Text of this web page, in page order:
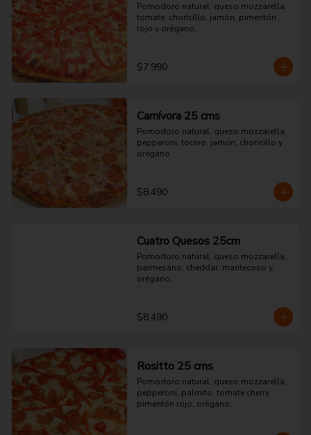
Pomodoro natural, queso mozzarella,
tomate, choricillo, jamón, pimentón
rojo y orégano.
$7.990
Carnívora 25 cms
Pomodoro natural, queso mozzarella,
pepperoni, tocino, jamón, choricillo y
orégano.
$8.490
Cuatro Quesos 25cm
Pomodoro natural, queso mozzarella,
parmesano, cheddar, mantecoso y
orégano.
$8.490
Rositto 25 cms
Pomodoro natural, queso mozzarella,
pepperoni, palmito, tomate cherry,
pimentón rojo, orégano.